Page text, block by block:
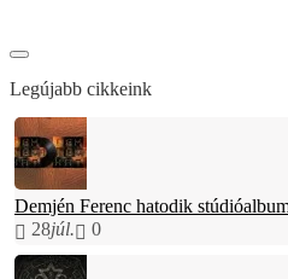
Legújabb cikkeink
Demjén Ferenc hatodik
28júl. 0